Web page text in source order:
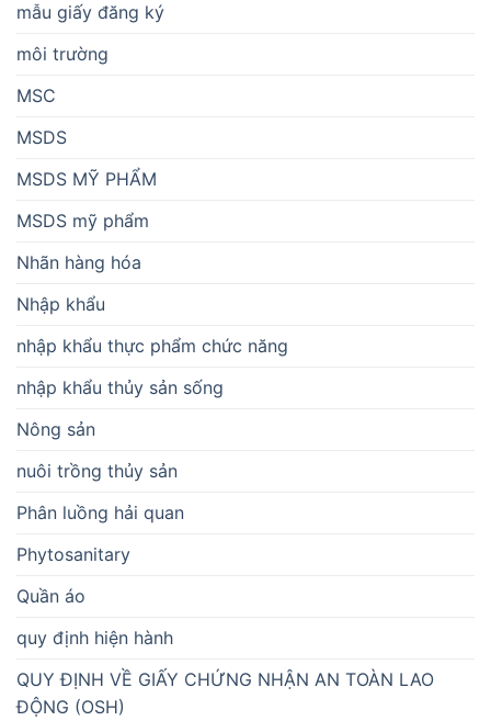
mẫu giấy đăng ký
môi trường
MSC
MSDS
MSDS MỸ PHẨM
MSDS mỹ phẩm
Nhãn hàng hóa
Nhập khẩu
nhập khẩu thực phẩm chức năng
nhập khẩu thủy sản sống
Nông sản
nuôi trồng thủy sản
Phân luồng hải quan
Phytosanitary
Quần áo
quy định hiện hành
QUY ĐỊNH VỀ GIẤY CHỨNG NHẬN AN TOÀN LAO
ĐỘNG (OSH)